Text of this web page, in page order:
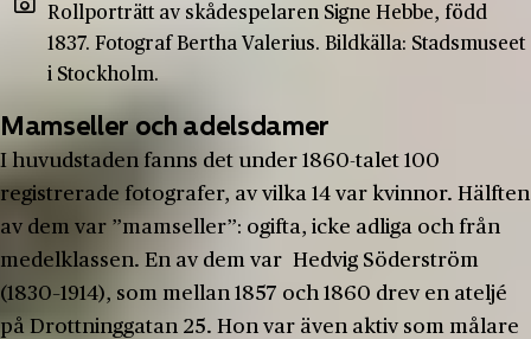
Rollporträtt av skådespelaren Signe Hebbe, född
1837. Fotograf Bertha Valerius. Bildkälla: Stadsmuseet
i Stockholm.
Mamseller och adelsdamer
I huvudstaden fanns det under 1860-talet 100
registrerade fotografer, av vilka 14 var kvinnor. Hälften
av dem var ”mamseller”: ogifta, icke adliga och från
medelklassen. En av dem var Hedvig Söderström
(1830–1914), som mellan 1857 och 1860 drev en ateljé
på Drottninggatan 25. Hon var även aktiv som målare